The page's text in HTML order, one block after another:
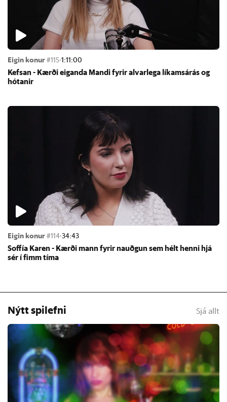
Eigin konur#115·1:11:00
Kefs­an - Kærði eig­anda Mandi fyr­ir al­var­lega lík­ams­árás og
hót­an­ir
Eigin konur#114·34:43
Soffía Kar­en - Kærði mann fyr­ir nauðg­un sem hélt henni hjá
sér í fimm tíma
Nýtt spilefni Sjá allt